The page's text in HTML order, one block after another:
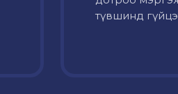
түвшинд